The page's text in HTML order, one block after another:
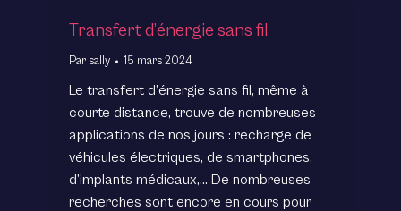
Transfert d’énergie sans fil
Par sally 15 mars 2024
Le transfert d’énergie sans fil, même à
courte distance, trouve de nombreuses
applications de nos jours : recharge de
véhicules électriques, de smartphones,
d’implants médicaux,… De nombreuses
recherches sont encore en cours pour